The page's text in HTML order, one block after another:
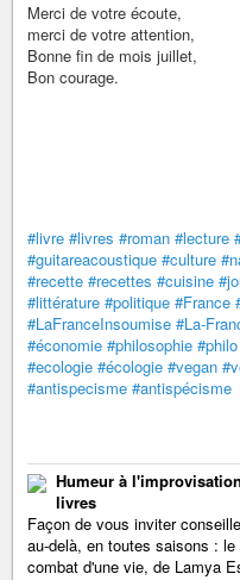
Merci de votre écoute,
merci de votre attention,
Bonne fin de mois juillet,
Bon courage.
#livre #livres #roman #lecture
#guitareacoustique #culture
#recette #recettes #cuisine
#littérature #politique #France
#LaFranceInsoumise #La-
#économie #philosophie #philo
#ecologie #écologie #vegan
#antispecisme #antispécisme
Humeur à
livres
Façon de vous inviter
au-delà, en toutes saisons :
combat d'une vie, de Lamya